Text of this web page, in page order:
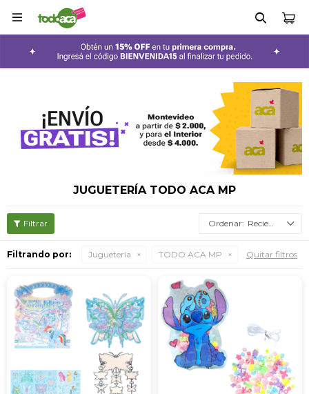

JUGUETERÍA TODO ACA MP
Recientes
Filtrando por: Juguetería TODO ACA MP Quitar filtros